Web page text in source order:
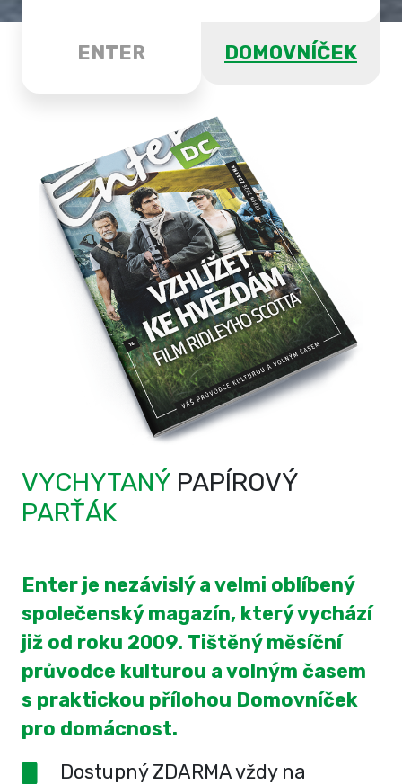
ENTER DOMOVNÍČEK
VYCHYTANÝ PAPÍROVÝ
PARŤÁK
Enter je nezávislý a velmi oblíbený
společenský magazín, který vychází
již od roku 2009. Tištěný měsíční
průvodce kulturou a volným časem
s praktickou přílohou Domovníček
pro domácnost.
Dostupný ZDARMA vždy na